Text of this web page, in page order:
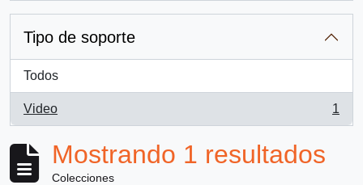
Tipo de soporte
Todos
Video
, 1 resultados
1
Mostrando 1 resultados
Colecciones